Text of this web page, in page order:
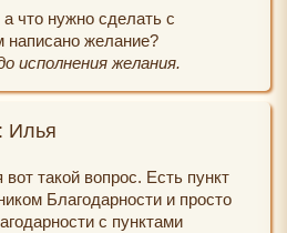
что нужно сделать с
написано желание?
исполнения желания.
Илья
такой вопрос. Есть пункт
Благодарности и просто
с пунктами